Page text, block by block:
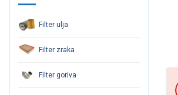
Filter ulja
Filter zraka
Filter goriva